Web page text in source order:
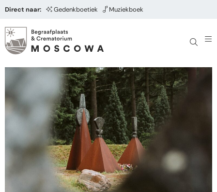
Direct naar: Gedenkboetiek Muziekboek